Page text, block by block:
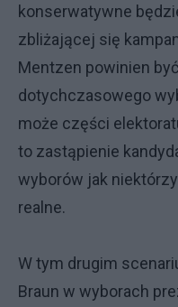
konserwatywne
zbliżającej się
Mentzen powinien
dotychczasowego
może części
to zastąpienie
wyborów jak
realne.
W tym drugim
Braun w wyborach